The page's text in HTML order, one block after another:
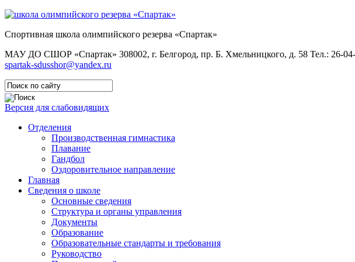
Спортивная школа олимпийского резерва «Спартак»
МАУ ДО СШОР «Спартак» 308002, г. Белгород, пр. Б. Хмельницкого, д. 58 Тел.: 26-
spartak-sdusshor@yandex.ru
Версия для слабовидящих
Отделения
Производственная гимнастика
Плавание
Гандбол
Оздоровительное направление
Главная
Сведения о школе
Основные сведения
Структура и органы управления
Документы
Образование
Образовательные стандарты и требования
Руководство